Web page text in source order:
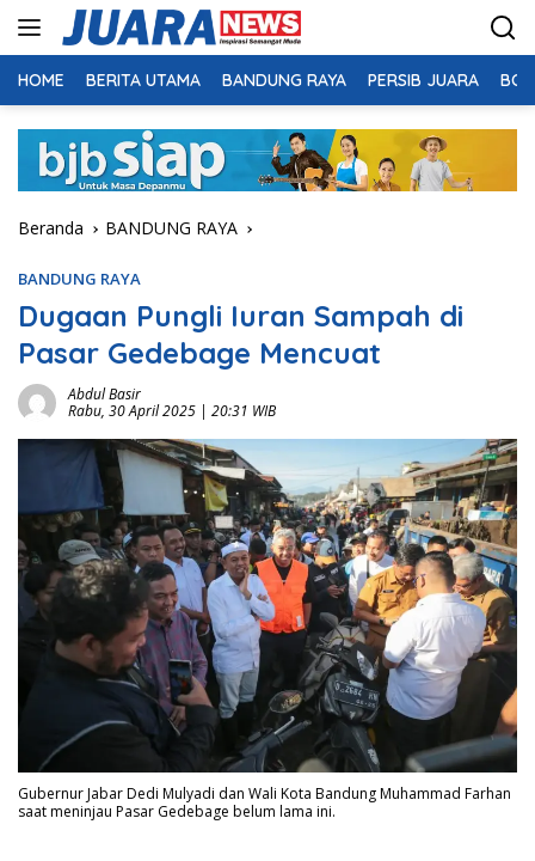
HOME BERITA UTAMA BANDUNG RAYA PERSIB JUARA
Beranda BANDUNG RAYA
BANDUNG RAYA
Dugaan Pungli Iuran Sampah di
Pasar Gedebage Mencuat
Abdul Basir
Rabu, 30 April 2025 | 20:31 WIB
Gubernur Jabar Dedi Mulyadi dan Wali Kota Bandung Muhammad Farhan
saat meninjau Pasar Gedebage belum lama ini.